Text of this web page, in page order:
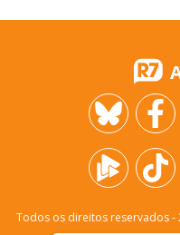
Todos os direitos reservados -